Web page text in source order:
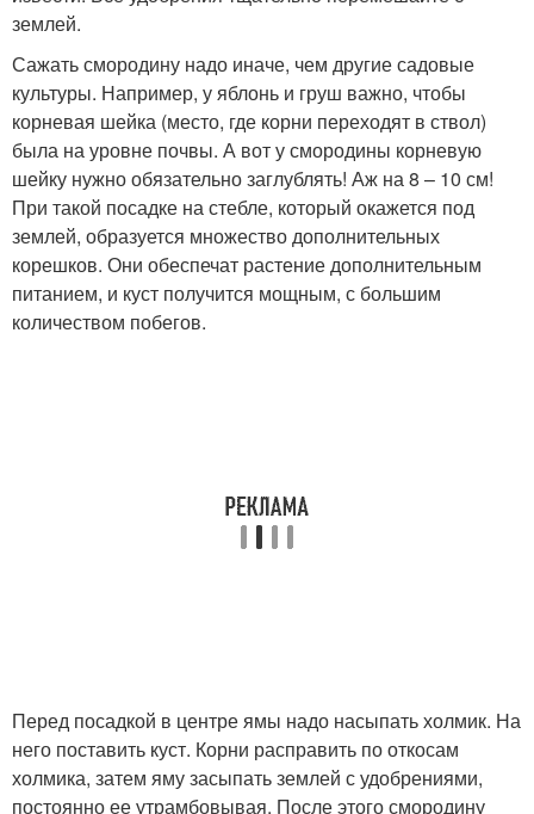
землей.
Сажать смородину надо иначе, чем другие садовые
культуры. Например, у яблонь и груш важно, чтобы
корневая шейка (место, где корни переходят в ствол)
была на уровне почвы. А вот у смородины корневую
шейку нужно обязательно заглублять! Аж на 8 – 10 см!
При такой посадке на стебле, который окажется под
землей, образуется множество дополнительных
корешков. Они обеспечат растение дополнительным
питанием, и куст получится мощным, с большим
количеством побегов.
Перед посадкой в центре ямы надо насыпать холмик. На
него поставить куст. Корни расправить по откосам
холмика, затем яму засыпать землей с удобрениями,
постоянно ее утрамбовывая. После этого смородину